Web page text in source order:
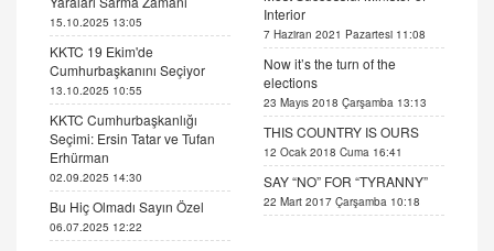
15.10.2025 13:05
KKTC 19 Ekim'de
Cumhurbaşkanını Seçiyor
13.10.2025 10:55
KKTC Cumhurbaşkanlığı
Seçimi: Ersin Tatar ve Tufan
Erhürman
02.09.2025 14:30
Bu Hiç Olmadı Sayın Özel
06.07.2025 12:22
Interior
7 Haziran 2021 Pazartesi 11:08
Now it’s the turn of the
elections
23 Mayıs 2018 Çarşamba 13:13
THIS COUNTRY IS OURS
12 Ocak 2018 Cuma 16:41
SAY “NO” FOR “TYRANNY”
22 Mart 2017 Çarşamba 10:18